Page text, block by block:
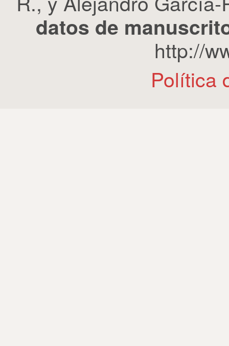
datos de
http://
Política